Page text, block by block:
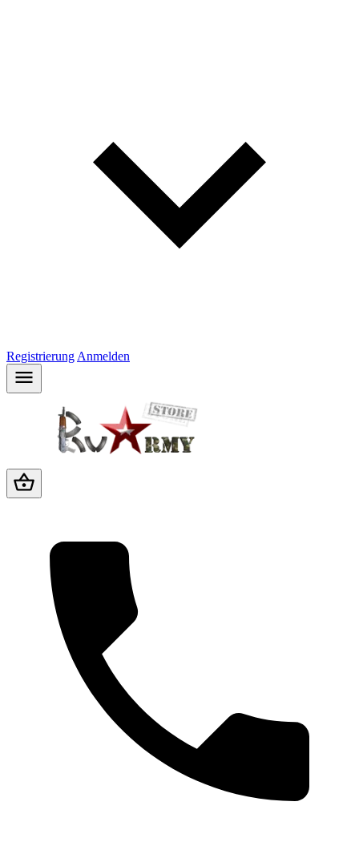
Registrierung Anmelden